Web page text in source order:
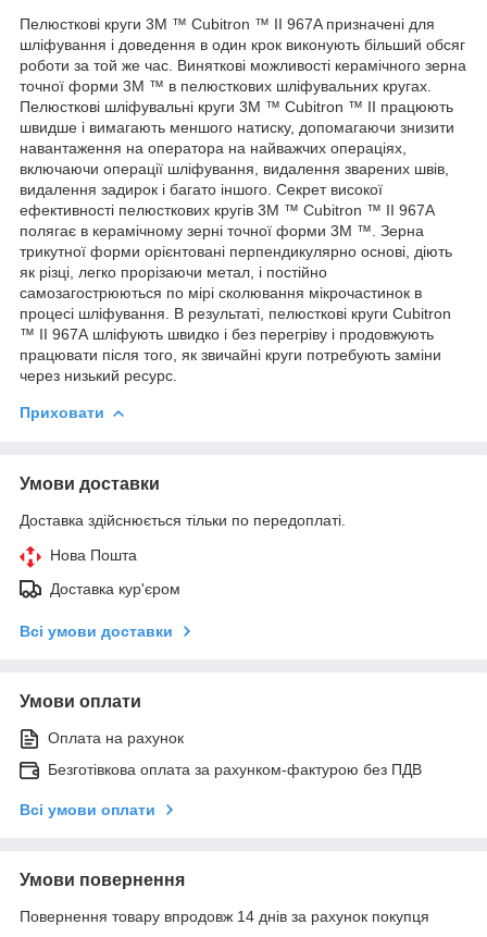
Пелюсткові круги 3M ™ Cubitron ™ II 967A призначені для
шліфування і доведення в один крок виконують більший обсяг
роботи за той же час. Виняткові можливості керамічного зерна
точної форми 3M ™ в пелюсткових шліфувальних кругах.
Пелюсткові шліфувальні круги 3M ™ Cubitron ™ II працюють
швидше і вимагають меншого натиску, допомагаючи знизити
навантаження на оператора на найважчих операціях,
включаючи операції шліфування, видалення зварених швів,
видалення задирок і багато іншого. Секрет високої
ефективності пелюсткових кругів 3M ™ Cubitron ™ II 967А
полягає в керамічному зерні точної форми 3M ™. Зерна
трикутної форми орієнтовані перпендикулярно основі, діють
як різці, легко прорізаючи метал, і постійно
самозагострюються по мірі сколювання мікрочастинок в
процесі шліфування. В результаті, пелюсткові круги Cubitron
™ II 967А шліфують швидко і без перегріву і продовжують
працювати після того, як звичайні круги потребують заміни
через низький ресурс.
Приховати
Умови доставки
Доставка здійснюється тільки по передоплаті.
Нова Пошта
Доставка кур'єром
Всі умови доставки
Умови оплати
Оплата на рахунок
Безготівкова оплата за рахунком-фактурою без ПДВ
Всі умови оплати
Умови повернення
Повернення товару впродовж 14 днів за рахунок покупця